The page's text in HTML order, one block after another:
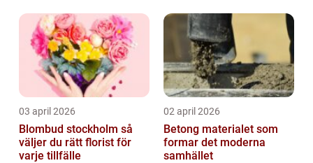
03 april 2026
Blombud stockholm så
väljer du rätt florist för
varje tillfälle
02 april 2026
Betong materialet som
formar det moderna
samhället